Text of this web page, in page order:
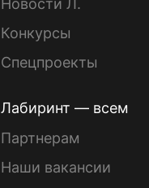
Новости Л.
Конкурсы
Спецпроекты
Лабиринт — всем
Партнерам
Наши вакансии